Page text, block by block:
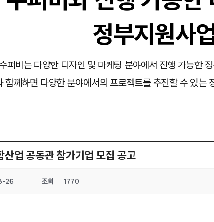
정부지원사
퍼비는 다양한 디자인 및 마케팅 분야에서 진행 가능한
함께하면 다양한 분야에서의 프로젝트를 추진할 수 있는
업 공동관 참가기업 모집 공고
26 조회 1770